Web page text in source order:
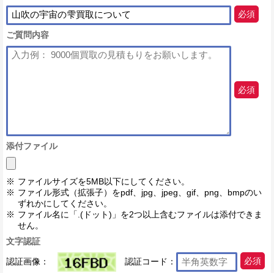
必須
ご質問内容
必須
添付ファイル
ファイルサイズを5MB以下にしてください。
ファイル形式（拡張子）をpdf、jpg、jpeg、gif、png、bmpのい
ずれかにしてください。
ファイル名に「.(ドット)」を2つ以上含むファイルは添付できま
せん。
文字認証
認証画像： 認証コード： 必須